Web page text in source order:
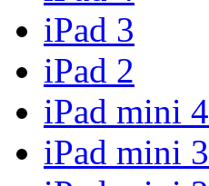
iPad 3
iPad 2
iPad mini 4
iPad mini 3